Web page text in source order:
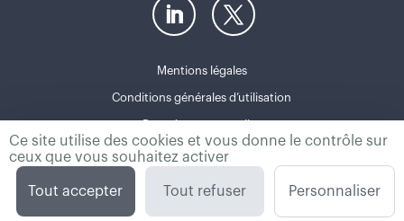
Mentions légales
Conditions générales d’utilisation
Données personnelles
Politique de gestion des cookies
Powered byMeteojob
Ce site utilise des cookies et vous donne le contrôle sur
ceux que vous souhaitez activer
Tout accepter Tout refuser Personnaliser